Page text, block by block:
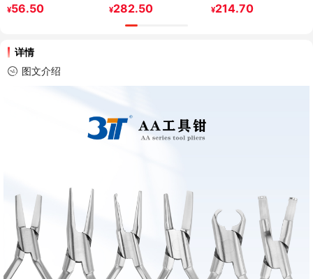
¥56.50 ¥282.50 ¥214.70
详情
图文介绍